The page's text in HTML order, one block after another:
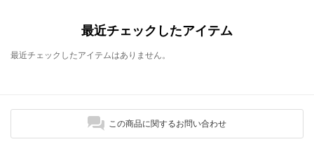
最近チェックしたアイテム
最近チェックしたアイテムはありません。
この商品に関するお問い合わせ